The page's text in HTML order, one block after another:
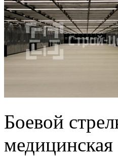
Боевой